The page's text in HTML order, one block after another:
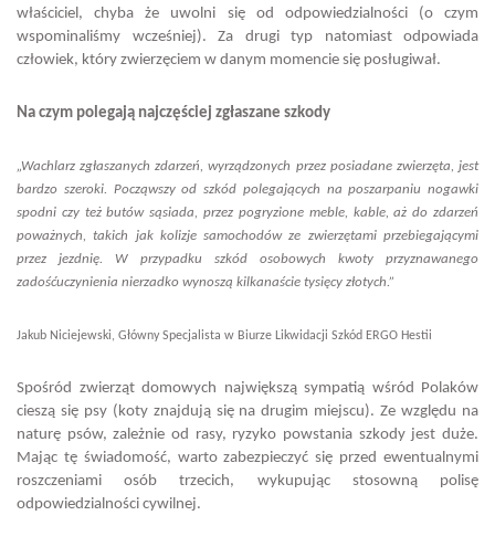
właściciel, chyba że uwolni się od odpowiedzialności (o czym
wspominaliśmy wcześniej). Za drugi typ natomiast odpowiada
człowiek, który zwierzęciem w danym momencie się posługiwał.
Na czym polegają najczęściej zgłaszane szkody
„Wachlarz zgłaszanych zdarzeń, wyrządzonych przez posiadane zwierzęta, jest
bardzo szeroki. Począwszy od szkód polegających na poszarpaniu nogawki
spodni czy też butów sąsiada, przez pogryzione meble, kable, aż do zdarzeń
poważnych, takich jak kolizje samochodów ze zwierzętami przebiegającymi
przez jezdnię. W przypadku szkód osobowych kwoty przyznawanego
zadośćuczynienia nierzadko wynoszą kilkanaście tysięcy złotych.”
Jakub Niciejewski, Główny Specjalista w Biurze Likwidacji Szkód ERGO Hestii
Spośród zwierząt domowych największą sympatią wśród Polaków
cieszą się psy (koty znajdują się na drugim miejscu). Ze względu na
naturę psów, zależnie od rasy, ryzyko powstania szkody jest duże.
Mając tę świadomość, warto zabezpieczyć się przed ewentualnymi
roszczeniami osób trzecich, wykupując stosowną polisę
odpowiedzialności cywilnej.